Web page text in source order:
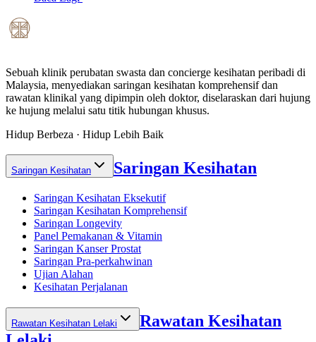
Sebuah klinik perubatan swasta dan concierge kesihatan peribadi di
Malaysia, menyediakan saringan kesihatan komprehensif dan
rawatan klinikal yang dipimpin oleh doktor, diselaraskan dari hujung
ke hujung melalui satu titik hubungan khusus.
Hidup Berbeza · Hidup Lebih Baik
Saringan Kesihatan Saringan Kesihatan
Saringan Kesihatan Eksekutif
Saringan Kesihatan Komprehensif
Saringan Longevity
Panel Pemakanan & Vitamin
Saringan Kanser Prostat
Saringan Pra-perkahwinan
Ujian Alahan
Kesihatan Perjalanan
Rawatan Kesihatan Lelaki
Rawatan Kesihatan